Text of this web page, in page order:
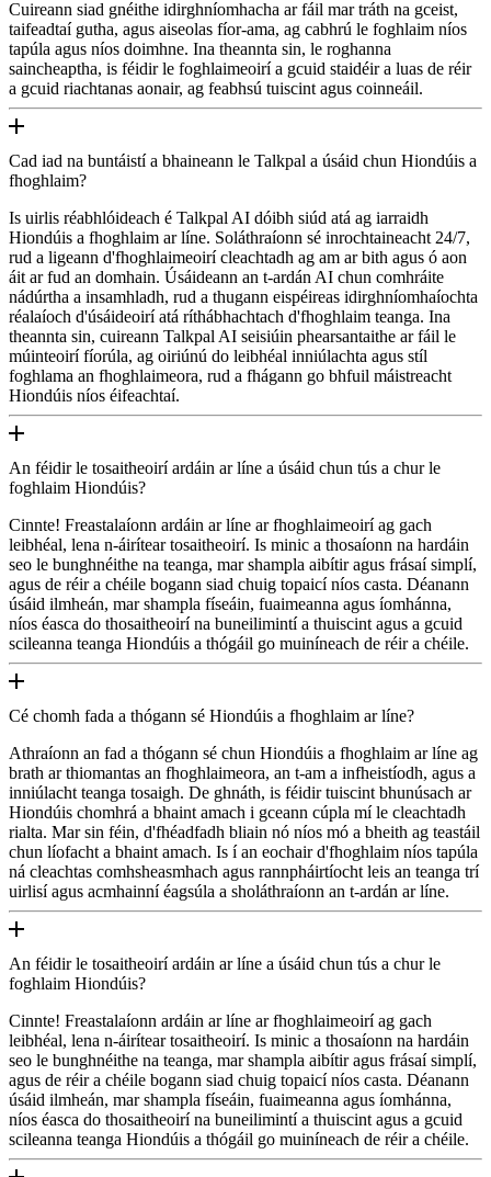
Cuireann siad gnéithe idirghníomhacha ar fáil mar tráth na gceist,
taifeadtaí gutha, agus aiseolas fíor-ama, ag cabhrú le foghlaim níos
tapúla agus níos doimhne. Ina theannta sin, le roghanna
saincheaptha, is féidir le foghlaimeoirí a gcuid staidéir a luas de réir
a gcuid riachtanas aonair, ag feabhsú tuiscint agus coinneáil.
Cad iad na buntáistí a bhaineann le Talkpal a úsáid chun Hiondúis a
fhoghlaim?
Is uirlis réabhlóideach é Talkpal AI dóibh siúd atá ag iarraidh
Hiondúis a fhoghlaim ar líne. Soláthraíonn sé inrochtaineacht 24/7,
rud a ligeann d'fhoghlaimeoirí cleachtadh ag am ar bith agus ó aon
áit ar fud an domhain. Úsáideann an t-ardán AI chun comhráite
nádúrtha a insamhladh, rud a thugann eispéireas idirghníomhaíochta
réalaíoch d'úsáideoirí atá ríthábhachtach d'fhoghlaim teanga. Ina
theannta sin, cuireann Talkpal AI seisiúin phearsantaithe ar fáil le
múinteoirí fíorúla, ag oiriúnú do leibhéal inniúlachta agus stíl
foghlama an fhoghlaimeora, rud a fhágann go bhfuil máistreacht
Hiondúis níos éifeachtaí.
An féidir le tosaitheoirí ardáin ar líne a úsáid chun tús a chur le
foghlaim Hiondúis?
Cinnte! Freastalaíonn ardáin ar líne ar fhoghlaimeoirí ag gach
leibhéal, lena n-áirítear tosaitheoirí. Is minic a thosaíonn na hardáin
seo le bunghnéithe na teanga, mar shampla aibítir agus frásaí simplí,
agus de réir a chéile bogann siad chuig topaicí níos casta. Déanann
úsáid ilmheán, mar shampla físeáin, fuaimeanna agus íomhánna,
níos éasca do thosaitheoirí na buneilimintí a thuiscint agus a gcuid
scileanna teanga Hiondúis a thógáil go muiníneach de réir a chéile.
Cé chomh fada a thógann sé Hiondúis a fhoghlaim ar líne?
Athraíonn an fad a thógann sé chun Hiondúis a fhoghlaim ar líne ag
brath ar thiomantas an fhoghlaimeora, an t-am a infheistíodh, agus a
inniúlacht teanga tosaigh. De ghnáth, is féidir tuiscint bhunúsach ar
Hiondúis chomhrá a bhaint amach i gceann cúpla mí le cleachtadh
rialta. Mar sin féin, d'fhéadfadh bliain nó níos mó a bheith ag teastáil
chun líofacht a bhaint amach. Is í an eochair d'fhoghlaim níos tapúla
ná cleachtas comhsheasmhach agus rannpháirtíocht leis an teanga trí
uirlisí agus acmhainní éagsúla a sholáthraíonn an t-ardán ar líne.
An féidir le tosaitheoirí ardáin ar líne a úsáid chun tús a chur le
foghlaim Hiondúis?
Cinnte! Freastalaíonn ardáin ar líne ar fhoghlaimeoirí ag gach
leibhéal, lena n-áirítear tosaitheoirí. Is minic a thosaíonn na hardáin
seo le bunghnéithe na teanga, mar shampla aibítir agus frásaí simplí,
agus de réir a chéile bogann siad chuig topaicí níos casta. Déanann
úsáid ilmheán, mar shampla físeáin, fuaimeanna agus íomhánna,
níos éasca do thosaitheoirí na buneilimintí a thuiscint agus a gcuid
scileanna teanga Hiondúis a thógáil go muiníneach de réir a chéile.